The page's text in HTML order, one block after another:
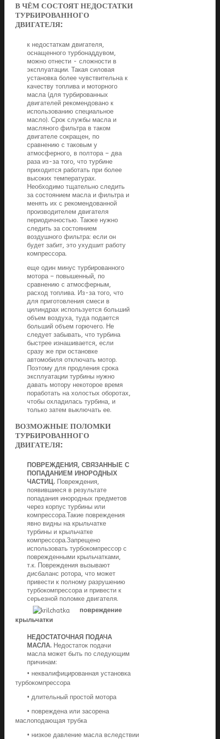
В ЧЁМ СОСТОЯТ НЕДОСТАТКИ
ТУРБИРОВАННОГО
ДВИГАТЕЛЯ:
к недостаткам двигателя,
оснащенного турбонаддувом,
можно отнести - сложности в
эксплуатации. Такая силовая
установка более чувствительна к
качеству топлива и моторного
масла (для турбированных
двигателей рекомендовано к
использованию специальное
масло). Срок службы масла и
масляного фильтра в таком
двигателе сокращен, по
сравнению с таковым у
атмосферного, в полтора – два
раза из-за того, что турбине
приходится работать при более
высоких температурах.
Необходимо тщательно следить
за состоянием масла и фильтра и
менять их с рекомендованной
производителем двигателя
периодичностью. Также нужно
следить за состоянием
воздушного фильтра: если он
будет забит, это ухудшит работу
компрессора.
еще один минус турбированного
мотора – повышенный, по
сравнению с атмосферным,
расход топлива. Из-за того, что
для приготовления смеси в
цилиндрах используется больший
объем воздуха, туда подается
больший объем горючего. Не
следует забывать, что турбина
быстрее изнашивается, если
сразу же при остановке
автомобиля отключать мотор.
Поэтому для продления срока
эксплуатации турбины нужно
давать мотору некоторое время
поработать на холостых оборотах,
чтобы охладилась турбина, и
только затем выключать ее.
ВОЗМОЖНЫЕ ПОЛОМКИ
ТУРБИРОВАННОГО
ДВИГАТЕЛЯ:
ПОВРЕЖДЕНИЯ, СВЯЗАННЫЕ С
ПОПАДАНИЕМ ИНОРОДНЫХ
ЧАСТИЦ. Повреждения,
появившиеся в результате
попадания инородных предметов
через корпус турбины или
компрессора.Такие повреждения
явно видны на крыльчатке
турбины и крыльчатке
компрессора.Запрещено
использовать турбокомпрессор с
поврежденными крыльчатками,
т.к. Повреждения вызывают
дисбаланс ротора, что может
привести к полному разрушению
турбокомпрессора и привести к
серьезной поломке двигателя.
повреждение
крыльчатки
НЕДОСТАТОЧНАЯ ПОДАЧА
МАСЛА.Недостаток подачи
масла может быть по следующим
причинам:
• неквалифицированная установка
турбокомпрессора
• длительный простой мотора
• повреждена или засорена
маслоподающая трубка
• низкое давление масла вследствии